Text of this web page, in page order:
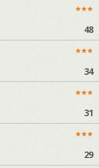
★★★
48
★★★
34
★★★
31
★★★
29